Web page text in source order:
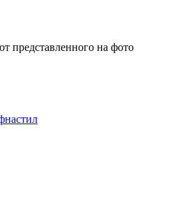
представленного на фото